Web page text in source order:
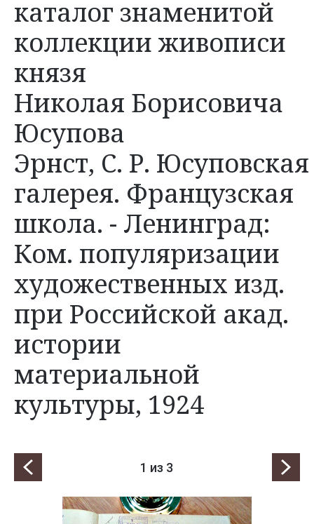
каталог знаменитой
коллекции живописи
князя
Николая Борисовича
Юсупова
Эрнст, С. Р. Юсуповская
галерея. Французская
школа. - Ленинград:
Ком. популяризации
художественных изд.
при Российской акад.
истории
материальной
культуры, 1924
1 из 3